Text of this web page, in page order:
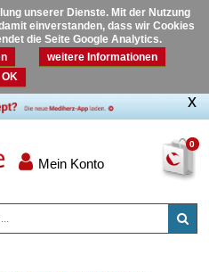
unserer Dienste. Mit der Nutzung
einverstanden, dass wir Cookies
die Seite Google Analytics.
weitere Informationen
OK
0
Mein Konto